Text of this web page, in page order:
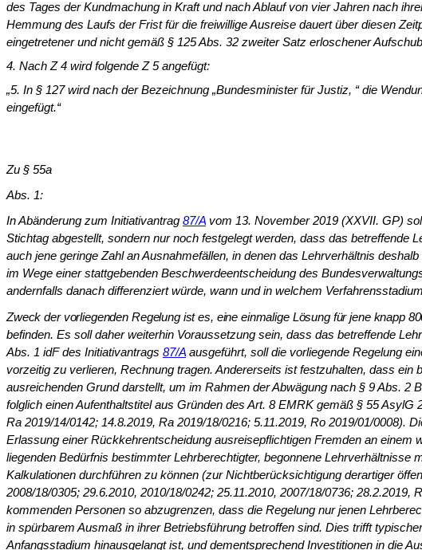
des Tages der Kundmachung in Kraft und nach Ablauf von vier Jahren nach
Hemmung des Laufs der Frist für die freiwillige Ausreise dauert über diesen
eingetretener und nicht gemäß § 125 Abs. 32 zweiter Satz erloschener
4. Nach Z 4 wird folgende Z 5 angefügt:
„5. In § 127 wird nach der Bezeichnung „Bundesminister für Justiz, “ die
eingefügt.“
Zu § 55a
Abs. 1:
In Abänderung zum Initiativantrag 87/Avom 13. November 2019 (XXVII. GP)
Stichtag abgestellt, sondern nur noch festgelegt wer­den, dass das
auch jene geringe Zahl an Ausnahmefällen, in denen das Lehrverhältnis
im Wege einer stattgebenden Beschwerdeentscheidung des
andernfalls danach differenziert würde, wann und in welchem
Zweck der vorliegenden Regelung ist es, eine einmalige Lösung für jene knapp
befinden. Es soll daher weiterhin Voraussetzung sein, dass das betreffende
Abs. 1 idF des Initiativ­antrags 87/A ausgeführt, soll die vorliegende Regelung
vorzeitig zu verlieren, Rechnung tragen. Andererseits ist festzuhalten, dass
ausreichenden Grund darstellt, um im Rahmen der Abwä­gung nach § 9 Abs.
folglich einen Aufenthaltstitel aus Gründen des Art. 8 EMRK gemäß § 55
Ra 2019/14/0142; 14.8.2019, Ra 2019/18/0216; 5.11.2019, Ro 2019/01/0008).
Erlassung einer Rückkehrentscheidung ausreisepflichtigen Fremden an
liegen­den Bedürfnis bestimmter Lehrberechtigter, begonnene
Kalkulationen durchführen zu können (zur Nichtberück­sichtigung derartiger
2008/18/0305; 29.6.2010, 2010/18/0242; 25.11.2010, 2007/18/0736;
kommenden Personen so abzugrenzen, dass die Regelung nur jenen
in spürbarem Ausmaß in ihrer Betriebsführung betroffen sind. Dies trifft
Anfangsstadium hinausge­langt ist, und dementsprechend Investitionen in die